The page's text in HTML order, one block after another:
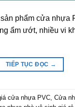
phẩm cửa nhựa
ẩm ướt, nhiều vi
TIẾP TỤC ĐỌC →
cửa nhựa PVC Cửa